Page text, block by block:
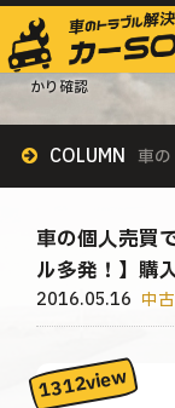
HOME > すべての記
車の個人売買で注意
かり確認
COLUMN 車
車の個人売買
ル多発！】購
2016.05.16 中